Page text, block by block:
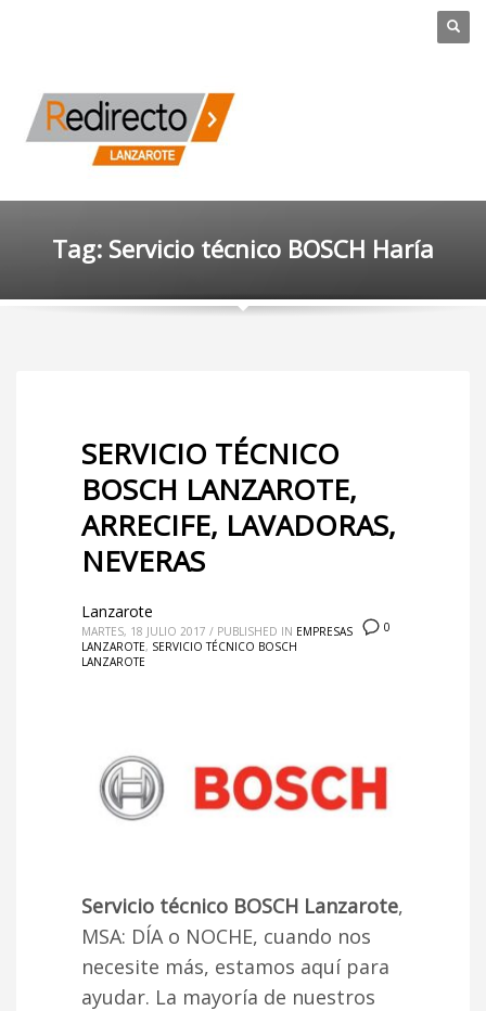
Tag: Servicio técnico BOSCH Haría
SERVICIO TÉCNICO
BOSCH LANZAROTE,
ARRECIFE, LAVADORAS,
NEVERAS
0
Lanzarote
MARTES, 18 JULIO 2017 / PUBLISHED IN EMPRESAS
LANZAROTE, SERVICIO TÉCNICO BOSCH
LANZAROTE
Servicio técnico BOSCH Lanzarote,
MSA: DÍA o NOCHE, cuando nos
necesite más, estamos aquí para
ayudar. La mayoría de nuestros